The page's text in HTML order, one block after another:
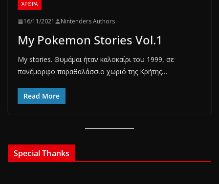
ΆΡΘΡΑ
16/11/2021 Nintenders Authors
My Pokemon Stories Vol.1
My stories. Θυμάμαι ήταν καλοκαίρι του 1999, σε
πανέμορφο παραθαλάσσιο χωριό της Κρήτης…
Read More
Special Thanks